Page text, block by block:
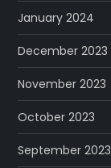
January 2024
December 2023
November 2023
October 2023
September 2023